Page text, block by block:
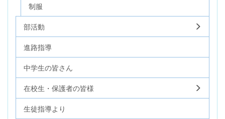
制服
部活動
進路指導
中学生の皆さん
在校生・保護者の皆様
生徒指導より